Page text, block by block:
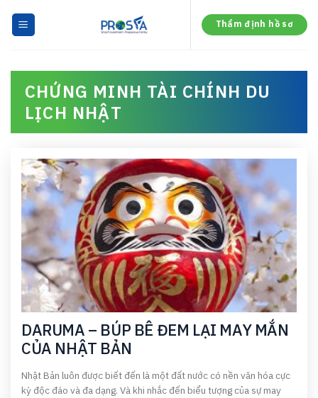
Thẩm định hồ sơ
CHỨNG MINH TÀI CHÍNH DU
LỊCH NHẬT
DARUMA – BÚP BÊ ĐEM LẠI MAY MẮN
CỦA NHẬT BẢN
Nhật Bản luôn được biết đến là một đất nước có nền văn hóa cực
kỳ độc đáo và đa dạng. Và khi nhắc đến biểu tượng của sự may